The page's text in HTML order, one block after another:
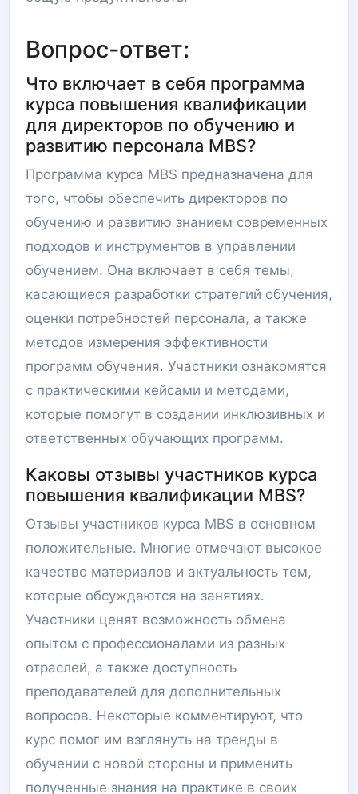
Вопрос-ответ:
Что включает в себя программа
курса повышения квалификации
для директоров по обучению и
развитию персонала MBS?
Программа курса MBS предназначена для
того, чтобы обеспечить директоров по
обучению и развитию знанием современных
подходов и инструментов в управлении
обучением. Она включает в себя темы,
касающиеся разработки стратегий обучения,
оценки потребностей персонала, а также
методов измерения эффективности
программ обучения. Участники ознакомятся
с практическими кейсами и методами,
которые помогут в создании инклюзивных и
ответственных обучающих программ.
Каковы отзывы участников курса
повышения квалификации MBS?
Отзывы участников курса MBS в основном
положительные. Многие отмечают высокое
качество материалов и актуальность тем,
которые обсуждаются на занятиях.
Участники ценят возможность обмена
опытом с профессионалами из разных
отраслей, а также доступность
преподавателей для дополнительных
вопросов. Некоторые комментируют, что
курс помог им взглянуть на тренды в
обучении с новой стороны и применить
полученные знания на практике в своих